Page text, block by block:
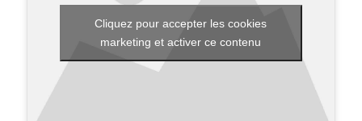
Cliquez pour accepter les cookies
marketing et activer ce contenu